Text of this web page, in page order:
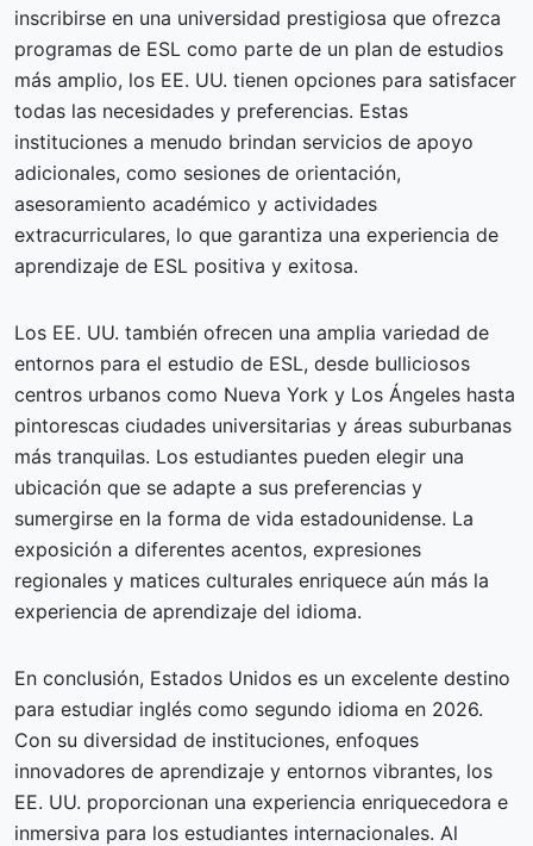
inscribirse en una universidad prestigiosa que ofrezca
programas de ESL como parte de un plan de estudios
más amplio, los EE. UU. tienen opciones para satisfacer
todas las necesidades y preferencias. Estas
instituciones a menudo brindan servicios de apoyo
adicionales, como sesiones de orientación,
asesoramiento académico y actividades
extracurriculares, lo que garantiza una experiencia de
aprendizaje de ESL positiva y exitosa.
Los EE. UU. también ofrecen una amplia variedad de
entornos para el estudio de ESL, desde bulliciosos
centros urbanos como Nueva York y Los Ángeles hasta
pintorescas ciudades universitarias y áreas suburbanas
más tranquilas. Los estudiantes pueden elegir una
ubicación que se adapte a sus preferencias y
sumergirse en la forma de vida estadounidense. La
exposición a diferentes acentos, expresiones
regionales y matices culturales enriquece aún más la
experiencia de aprendizaje del idioma.
En conclusión, Estados Unidos es un excelente destino
para estudiar inglés como segundo idioma en 2026.
Con su diversidad de instituciones, enfoques
innovadores de aprendizaje y entornos vibrantes, los
EE. UU. proporcionan una experiencia enriquecedora e
inmersiva para los estudiantes internacionales. Al